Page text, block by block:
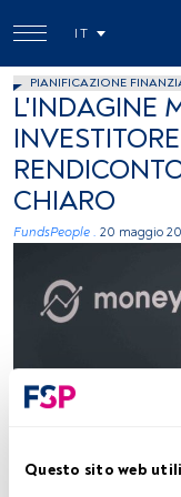
Questo sito web
IT
PIANIFICAZIONE
L'INDAGINE
CHIARO
FundsPeople . 20 maggio